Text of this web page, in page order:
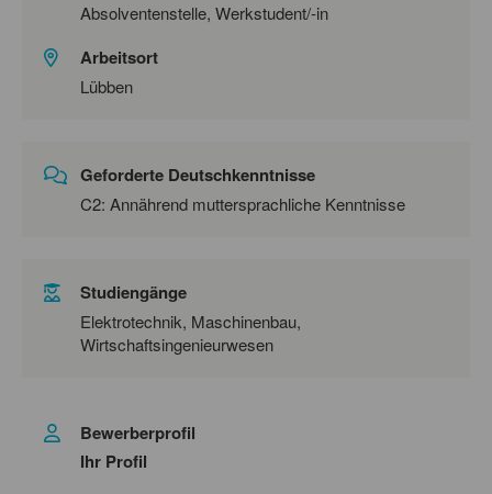
Absolventenstelle, Werkstudent/-in
Arbeitsort
Lübben
Geforderte Deutschkenntnisse
C2: Annährend muttersprachliche Kenntnisse
Studiengänge
Elektrotechnik, Maschinenbau,
Wirtschaftsingenieurwesen
Bewerberprofil
Ihr Profil